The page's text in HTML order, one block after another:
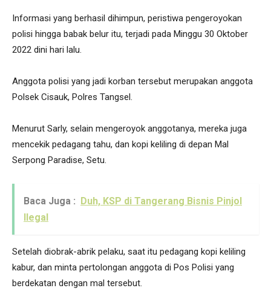
Informasi yang berhasil dihimpun, peristiwa pengeroyokan
polisi hingga babak belur itu, terjadi pada Minggu 30 Oktober
2022 dini hari lalu.
Anggota polisi yang jadi korban tersebut merupakan anggota
Polsek Cisauk, Polres Tangsel.
Menurut Sarly, selain mengeroyok anggotanya, mereka juga
mencekik pedagang tahu, dan kopi keliling di depan Mal
Serpong Paradise, Setu.
Baca Juga : Duh, KSP di Tangerang Bisnis Pinjol
Ilegal
Setelah diobrak-abrik pelaku, saat itu pedagang kopi keliling
kabur, dan minta pertolongan anggota di Pos Polisi yang
berdekatan dengan mal tersebut.